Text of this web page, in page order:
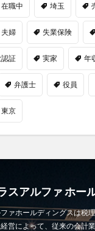
在職中 埼玉
夫婦 失業保険
証 実家 年
弁護士 役員
東京
スアルファ ホー
ァホールディングスは税
営によって、従来の会計